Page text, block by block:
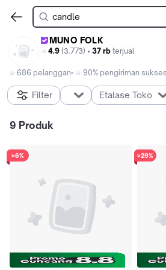
MUNO FOLK
4.9 (3.773) • 37 rb terjual
686 pelanggan
90% pengiriman sukses
Filter Etalase Toko
9 Produk
>6% >29%